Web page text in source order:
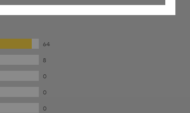
64
8
0
0
0